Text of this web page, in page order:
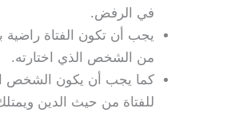
في الرفض.
يجب أن تكون الفتاة راضية
من الشخص الذي اختارته.
كما يجب أن يكون الشخص
للفتاة من حيث الدين